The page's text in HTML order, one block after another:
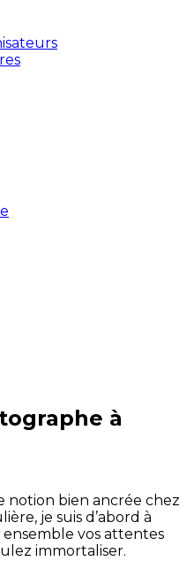
à
notion bien ancrée chez
je suis d’abord à
vos attentes
immortaliser.